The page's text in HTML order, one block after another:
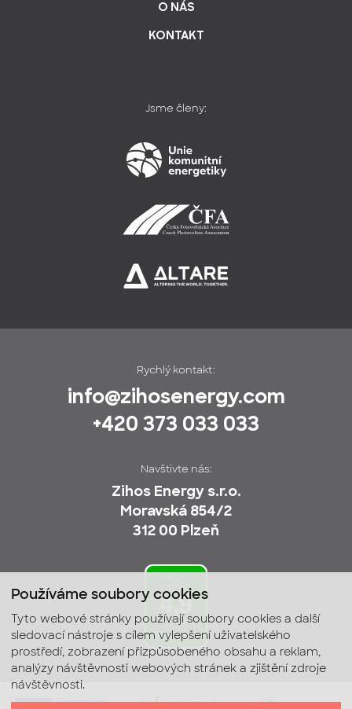
Používáme soubory cookies
Tyto webové stránky používají soubory cookies a další
sledovací nástroje s cílem vylepšení uživatelského
prostředí, zobrazení přizpůsobeného obsahu a reklam,
analýzy návštěvnosti webových stránek a zjištění zdroje
návštěvnosti.
O NÁS
KONTAKT
Jsme členy:
Rychlý kontakt:
info@zihosenergy.com
+420 373 033 033
Navštivte nás:
Zihos Energy s.r.o.
Moravská 854/2
312 00 Plzeň